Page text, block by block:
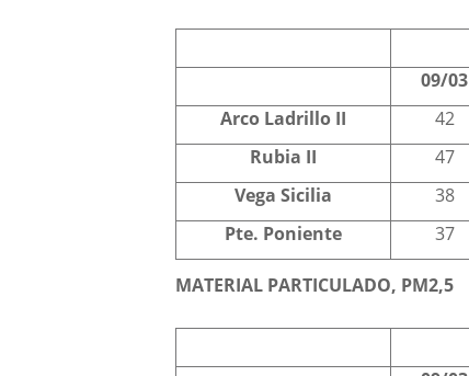
09/03
Arco Ladrillo II
42
Rubia II
47
Vega Sicilia
38
Pte. Poniente
37
MATERIAL PARTICULADO, PM2,5